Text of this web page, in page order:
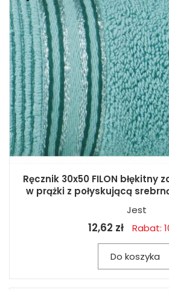
Ręcznik 30x50 FILON błękitny
w prążki z połyskującą
Jest
12,62 zł Rabat:
Do koszyka